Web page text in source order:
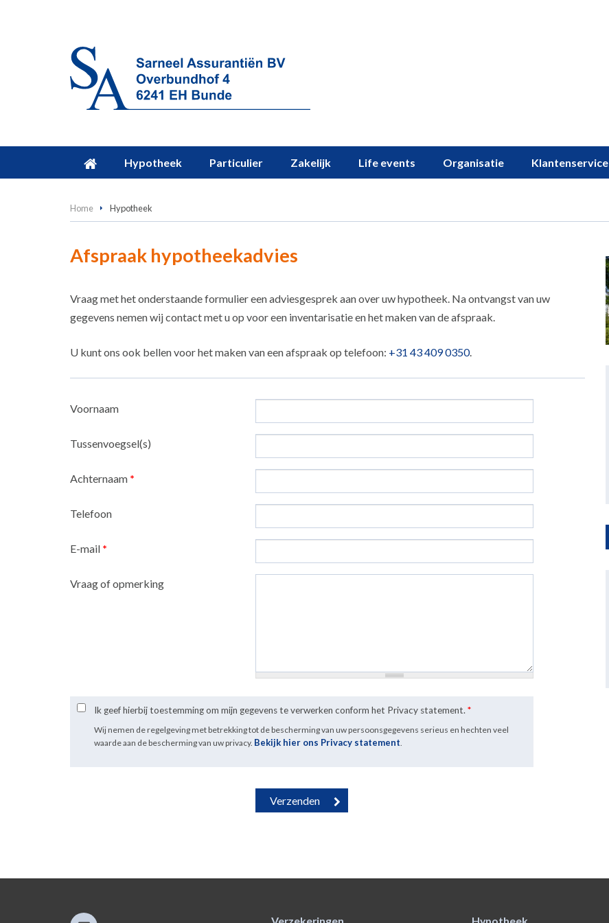
Hypotheek Particulier Zakelijk Life events Organisatie Klantenservice
Home Hypotheek
Afspraak hypotheekadvies
Vraag met het onderstaande formulier een adviesgesprek aan over uw hypotheek. Na ontvangst van uw
gegevens nemen wij contact met u op voor een inventarisatie en het maken van de afspraak.
U kunt ons ook bellen voor het maken van een afspraak op telefoon: +31 43 409 0350.
Voornaam
Tussenvoegsel(s)
Achternaam *
Telefoon
E-mail *
Vraag of opmerking
Ik geef hierbij toestemming om mijn gegevens te verwerken conform het Privacy statement. *
Wij nemen de regelgeving met betrekking tot de bescherming van uw persoonsgegevens serieus en hechten veel
waarde aan de bescherming van uw privacy. Bekijk hier ons Privacy statement.